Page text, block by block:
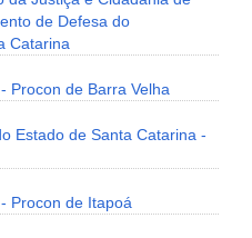
de Defesa do
Catarina
Procon de Barra Velha
Estado de Santa Catarina -
Procon de Itapoá